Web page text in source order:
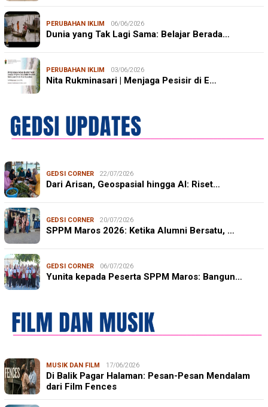
PERUBAHAN IKLIM 06/06/2026
Dunia yang Tak Lagi Sama: Belajar Berada…
PERUBAHAN IKLIM 03/06/2026
Nita Rukminasari | Menjaga Pesisir di E…
GEDSI CORNER 22/07/2026
Dari Arisan, Geospasial hingga AI: Riset…
GEDSI CORNER 20/07/2026
SPPM Maros 2026: Ketika Alumni Bersatu, …
GEDSI CORNER 06/07/2026
Yunita kepada Peserta SPPM Maros: Bangun…
MUSIK DAN FILM 17/06/2026
Di Balik Pagar Halaman: Pesan-Pesan Mendalam
dari Film Fences